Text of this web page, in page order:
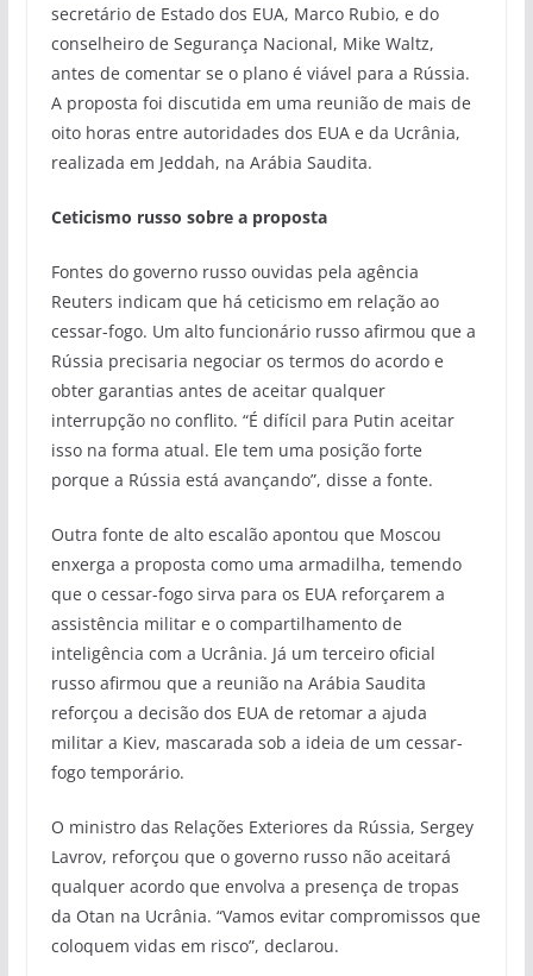
secretário de Estado dos EUA, Marco Rubio, e do
conselheiro de Segurança Nacional, Mike Waltz,
antes de comentar se o plano é viável para a Rússia.
A proposta foi discutida em uma reunião de mais de
oito horas entre autoridades dos EUA e da Ucrânia,
realizada em Jeddah, na Arábia Saudita.
Ceticismo russo sobre a proposta
Fontes do governo russo ouvidas pela agência
Reuters indicam que há ceticismo em relação ao
cessar-fogo. Um alto funcionário russo afirmou que a
Rússia precisaria negociar os termos do acordo e
obter garantias antes de aceitar qualquer
interrupção no conflito. “É difícil para Putin aceitar
isso na forma atual. Ele tem uma posição forte
porque a Rússia está avançando”, disse a fonte.
Outra fonte de alto escalão apontou que Moscou
enxerga a proposta como uma armadilha, temendo
que o cessar-fogo sirva para os EUA reforçarem a
assistência militar e o compartilhamento de
inteligência com a Ucrânia. Já um terceiro oficial
russo afirmou que a reunião na Arábia Saudita
reforçou a decisão dos EUA de retomar a ajuda
militar a Kiev, mascarada sob a ideia de um cessar-
fogo temporário.
O ministro das Relações Exteriores da Rússia, Sergey
Lavrov, reforçou que o governo russo não aceitará
qualquer acordo que envolva a presença de tropas
da Otan na Ucrânia. “Vamos evitar compromissos que
coloquem vidas em risco”, declarou.